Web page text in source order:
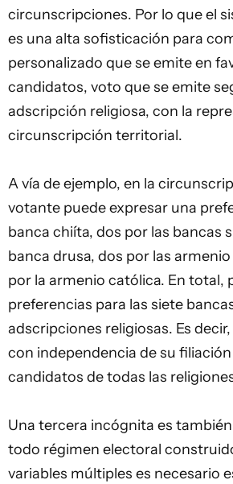
circunscripciones. Por lo que el
es una alta sofisticación para
personalizado que se emite en
candidatos, voto que se emite
adscripción religiosa, con la
circunscripción territorial.
A vía de ejemplo, en la
votante puede expresar una
banca chiíta, dos por las bancas
banca drusa, dos por las
por la armenio católica. En total,
preferencias para las siete
adscripciones religiosas. Es
con independencia de su
candidatos de todas las
Una tercera incógnita es
todo régimen electoral
variables múltiples es necesario